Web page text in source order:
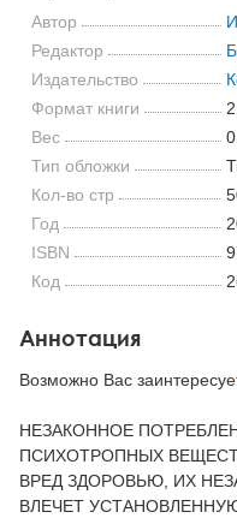
Автор
Редактор
Издательство
Формат книги
Вес
Тип обложки
Кол-во стр
Год
ISBN
Код
Аннотация
Возможно Вас
НЕЗАКОННОЕ
ПСИХОТРОПНЫХ
ВРЕД ЗДОРОВЬЮ, ИХ
ВЛЕЧЕТ